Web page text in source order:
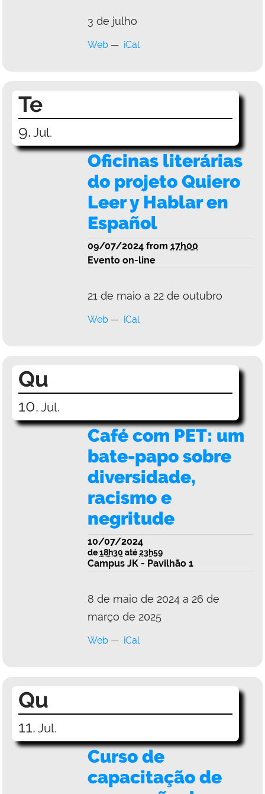
3 de julho
Web iCal
Te
9. Jul.
Oficinas literárias
do projeto Quiero
Leer y Hablar en
Español
09/07/2024 from 17h00
Evento on-line
21 de maio a 22 de outubro
Web iCal
Qu
10. Jul.
Café com PET: um
bate-papo sobre
diversidade,
racismo e
negritude
10/07/2024
de18h30 até23h59
Campus JK - Pavilhão 1
8 de maio de 2024 a 26 de
março de 2025
Web iCal
Qu
11. Jul.
Curso de
capacitação de